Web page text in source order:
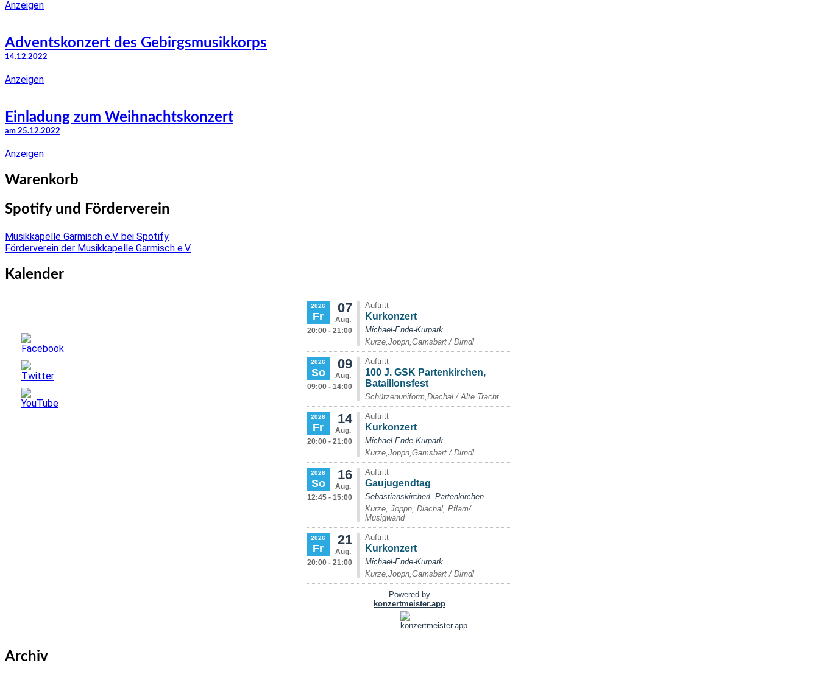
Anzeigen
Adventskonzert des Gebirgsmusikkorps
14.12.2022
Anzeigen
Einladung zum Weihnachtskonzert
am 25.12.2022
Anzeigen
Warenkorb
Spotify und Förderverein
Musikkapelle Garmisch e.V. bei Spotify
Förderverein der Musikkapelle Garmisch e.V.
Kalender
Archiv